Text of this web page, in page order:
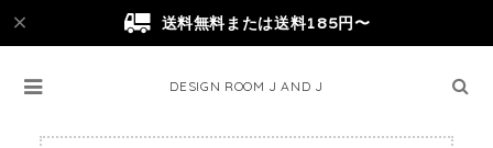
送料無料または送料185円〜
DESIGN ROOM J AND J